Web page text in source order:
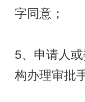
字同意；
5、申请人
构办理审批